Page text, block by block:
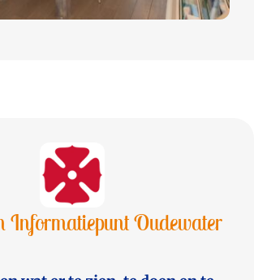
Informatiepunt Oudewater